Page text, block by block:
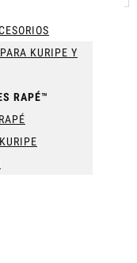
KURIPE Y
RAPÉ™